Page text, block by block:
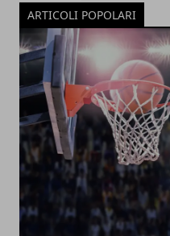
ARTICOLI POPOLARI